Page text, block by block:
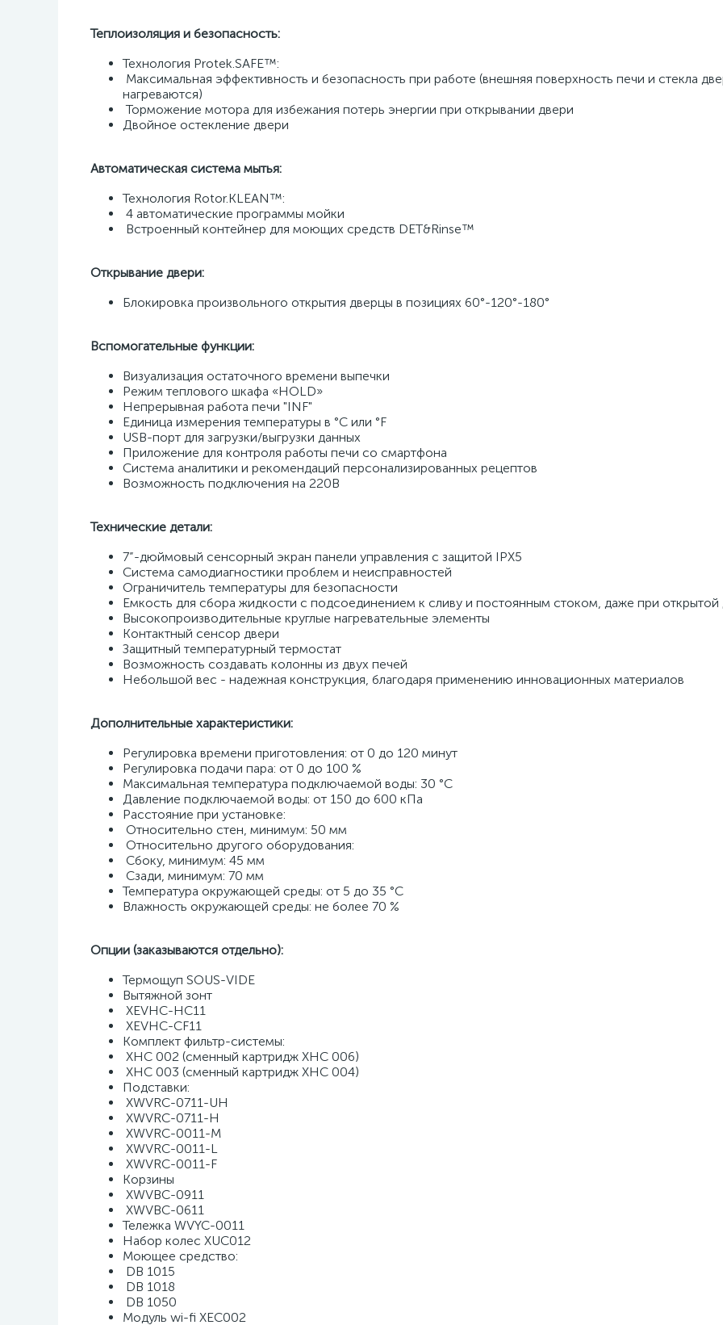
Теплоизоляция и безопасность:
Технология Protek.SAFE™:
нагреваются)
Торможение мотора для избежания потерь энергии при открывании двери
Двойное остекление двери
Автоматическая система мытья:
Технология Rotor.KLEAN™:
4 автоматические программы мойки
Встроенный контейнер для моющих средств DET&Rinse™
Открывание двери:
Блокировка произвольного открытия дверцы в позициях 60°-120°-180°
Вспомогательные функции:
Визуализация остаточного времени выпечки
Режим теплового шкафа «HOLD»
Непрерывная работа печи "INF"
Единица измерения температуры в °C или °F
USB-порт для загрузки/выгрузки данных
Приложение для контроля работы печи со смартфона
Система аналитики и рекомендаций персонализированных рецептов
Возможность подключения на 220В
Технические детали:
7”-дюймовый сенсорный экран панели управления с защитой IPX5
Система самодиагностики проблем и неисправностей
Ограничитель температуры для безопасности
Емкость для сбора жидкости с подсоединением к сливу и постоянным стоком, даже при открытой
Высокопроизводительные круглые нагревательные элементы
Контактный сенсор двери
Защитный температурный термостат
Возможность создавать колонны из двух печей
Небольшой вес - надежная конструкция, благодаря применению инновационных материалов
Дополнительные характеристики:
Регулировка времени приготовления: от 0 до 120 минут
Регулировка подачи пара: от 0 до 100 %
Максимальная температура подключаемой воды: 30 °C
Давление подключаемой воды: от 150 до 600 кПа
Расстояние при установке:
Относительно стен, минимум: 50 мм
Относительно другого оборудования:
Сбоку, минимум: 45 мм
Сзади, минимум: 70 мм
Температура окружающей среды: от 5 до 35 °C
Влажность окружающей среды: не более 70 %
Опции (заказываются отдельно):
Термощуп SOUS-VIDE
Вытяжной зонт
XEVHC-HC11
XEVHC-CF11
Комплект фильтр-системы:
XHC 002 (сменный картридж XHC 006)
XHC 003 (сменный картридж XHC 004)
Подставки:​
XWVRC-0711-UH
XWVRC-0711-H
XWVRC-0011-M
XWVRC-0011-L
XWVRC-0011-F
Корзины
XWVBC-0911
XWVBC-0611
Тележка WVYC-0011
Набор колес XUC012
Моющее средство:
DB 1015
DB 1018
DB 1050
Модуль wi-fi XEC002